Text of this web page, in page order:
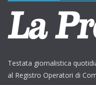
Testata giornalistica
al Registro Operatori di